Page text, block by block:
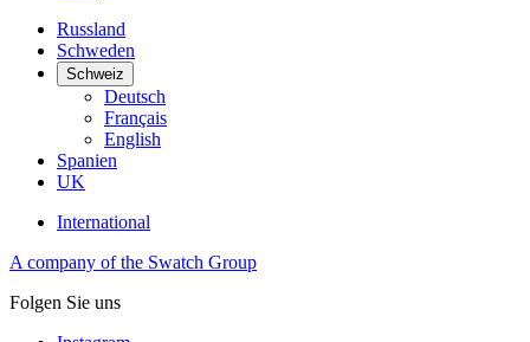
Russland
Schweden
Schweiz
Deutsch
Français
English
Spanien
UK
International
A company of the Swatch Group
Folgen Sie uns